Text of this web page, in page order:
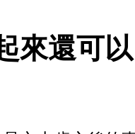
來還可